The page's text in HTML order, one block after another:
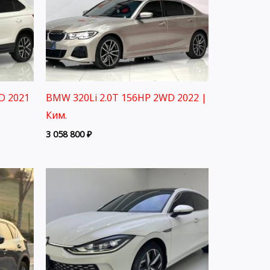
2021
BMW 320Li 2.0T 156HP 2WD 2022 |
Ким.
3 058 800₽